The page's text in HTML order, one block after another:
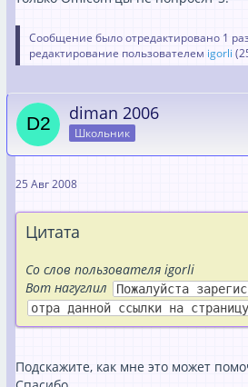
DVB-S2.
Помучев опять своих товарищей
много чего, но результата
так и нет.
Потом обратился к Goga777
посоветоввал поставить драйвер
6dd06d27bbf0.tar.bz2, что и было
небыло.
лог программы dmesg в
Товарищи... помогите пожалуйста
Спасибо.
Сообщение было отредактировано 1
редактирование пользователем igorli (
diman 2006
Школьник
25 Авг 2008
Цитата
Со слов пользователя igorli
Вот нагуглил
Пожалуйста
отра данной ссылки на
Подскажите, как мне это может